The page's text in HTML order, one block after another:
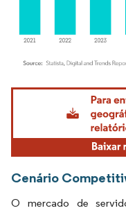
Imagem © Mordor
Cenário
O mercado de